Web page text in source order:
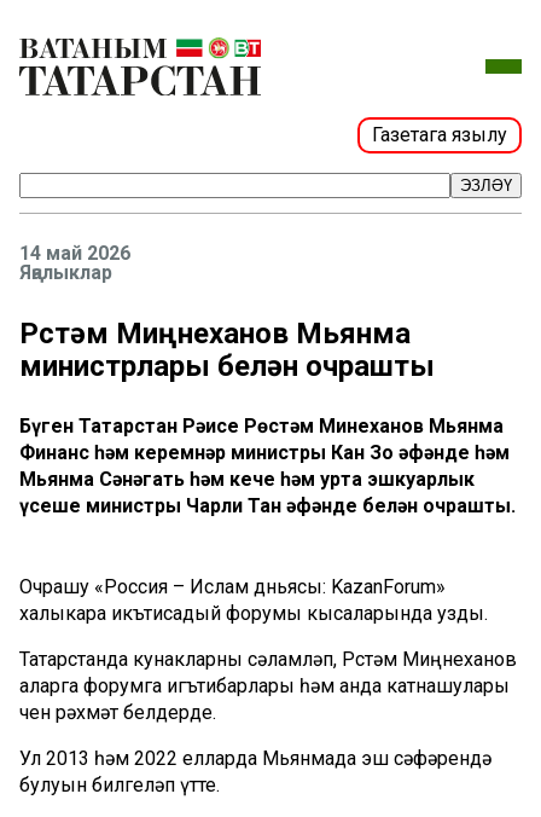
Газетага язылу
ЭЗЛӘҮ
14 май 2026
Яңалыклар
Рөстәм Миңнеханов Мьянма
министрлары белән очрашты
Бүген Татарстан Рәисе Рөстәм Миңнеханов Мьянма
Финанс һәм керемнәр министры Кан Зо әфәнде һәм
Мьянма Сәнәгать һәм кече һәм урта эшкуарлык
үсеше министры Чарли Тан әфәнде белән очрашты.
Очрашу «Россия – Ислам дөньясы: KazanForum»
халыкара икътисадый форумы кысаларында узды.
Татарстанда кунакларны сәламләп, Рөстәм Миңнеханов
аларга форумга игътибарлары һәм анда катнашулары
өчен рәхмәт белдерде.
Ул 2013 һәм 2022 елларда Мьянмада эш сәфәрендә
булуын билгеләп үтте.